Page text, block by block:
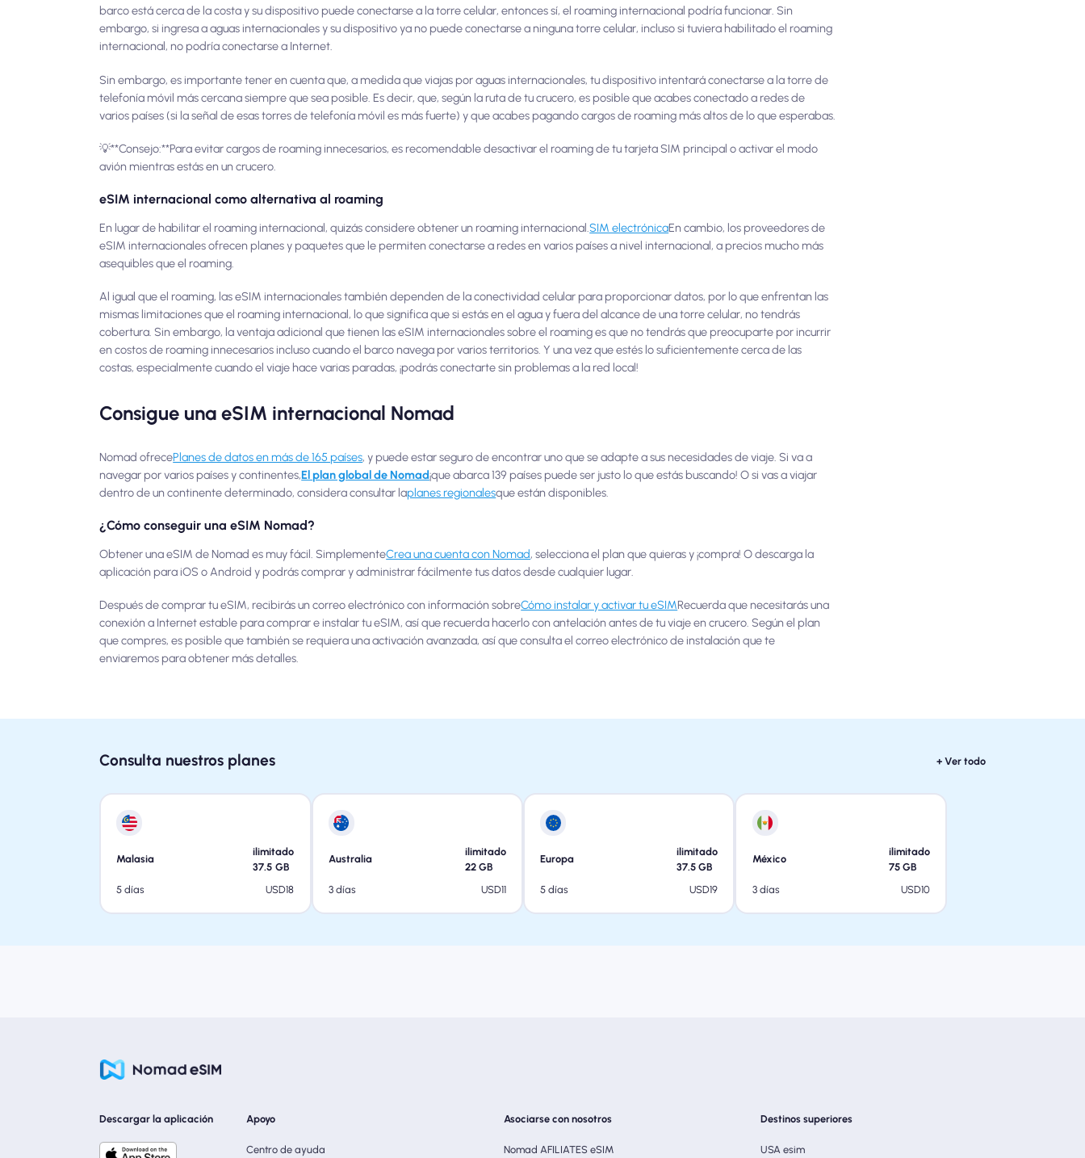
barco está cerca de la costa y su dispositivo puede conectarse a la torre celular, entonces sí, el roaming internacional podría funcionar. Sin
embargo, si ingresa a aguas internacionales y su dispositivo ya no puede conectarse a ninguna torre celular, incluso si tuviera habilitado el roaming
internacional, no podría conectarse a Internet.
Sin embargo, es importante tener en cuenta que, a medida que viajas por aguas internacionales, tu dispositivo intentará conectarse a la torre de
telefonía móvil más cercana siempre que sea posible. Es decir, que, según la ruta de tu crucero, es posible que acabes conectado a redes de
varios países (si la señal de esas torres de telefonía móvil es más fuerte) y que acabes pagando cargos de roaming más altos de lo que esperabas.
💡**Consejo:**Para evitar cargos de roaming innecesarios, es recomendable desactivar el roaming de tu tarjeta SIM principal o activar el modo
avión mientras estás en un crucero.
eSIM internacional como alternativa al roaming
En lugar de habilitar el roaming internacional, quizás considere obtener un roaming internacional.SIM electrónicaEn cambio, los proveedores de
eSIM internacionales ofrecen planes y paquetes que le permiten conectarse a redes en varios países a nivel internacional, a precios mucho más
asequibles que el roaming.
Al igual que el roaming, las eSIM internacionales también dependen de la conectividad celular para proporcionar datos, por lo que enfrentan las
mismas limitaciones que el roaming internacional, lo que significa que si estás en el agua y fuera del alcance de una torre celular, no tendrás
cobertura. Sin embargo, la ventaja adicional que tienen las eSIM internacionales sobre el roaming es que no tendrás que preocuparte por incurrir
en costos de roaming innecesarios incluso cuando el barco navega por varios territorios. Y una vez que estés lo suficientemente cerca de las
costas, especialmente cuando el viaje hace varias paradas, ¡podrás conectarte sin problemas a la red local!
Consigue una eSIM internacional Nomad
Nomad ofrecePlanes de datos en más de 165 países, y puede estar seguro de encontrar uno que se adapte a sus necesidades de viaje. Si va a
navegar por varios países y continentes,El plan global de Nomad¡que abarca 139 países puede ser justo lo que estás buscando! O si vas a viajar
dentro de un continente determinado, considera consultar laplanes regionalesque están disponibles.
¿Cómo conseguir una eSIM Nomad?
Obtener una eSIM de Nomad es muy fácil. SimplementeCrea una cuenta con Nomad, selecciona el plan que quieras y ¡compra! O descarga la
aplicación para iOS o Android y podrás comprar y administrar fácilmente tus datos desde cualquier lugar.
Después de comprar tu eSIM, recibirás un correo electrónico con información sobreCómo instalar y activar tu eSIMRecuerda que necesitarás una
conexión a Internet estable para comprar e instalar tu eSIM, así que recuerda hacerlo con antelación antes de tu viaje en crucero. Según el plan
que compres, es posible que también se requiera una activación avanzada, así que consulta el correo electrónico de instalación que te
enviaremos para obtener más detalles.
Consulta nuestros planes + Ver todo
Malasia
ilimitado
37.5 GB
5 días
USD18
Australia
ilimitado
22 GB
3 días
USD11
Europa
ilimitado
37.5 GB
5 días
USD19
México
ilimitado
75 GB
3 días
USD10
Descargar la aplicación Apoyo
Centro de ayuda
Asociarse con nosotros
Nomad AFILIATES eSIM
Destinos superiores
USA esim